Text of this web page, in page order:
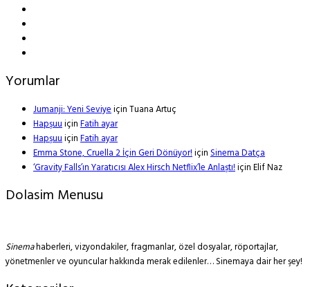
Yorumlar
Jumanji: Yeni SeviyeiçinTuana Artuç
HapşuuiçinFatih ayar
HapşuuiçinFatih ayar
Emma Stone, Cruella 2 İçin Geri Dönüyor!içinSinema Datça
‘Gravity Falls’ın Yaratıcısı Alex Hirsch Netflix’le Anlaştı!içinElif Naz
Dolasim Menusu
Sinemahaberleri, vizyondakiler, fragmanlar, özel dosyalar, röportajlar,
yönetmenler ve oyuncular hakkında merak edilenler… Sinemaya dair her şey!